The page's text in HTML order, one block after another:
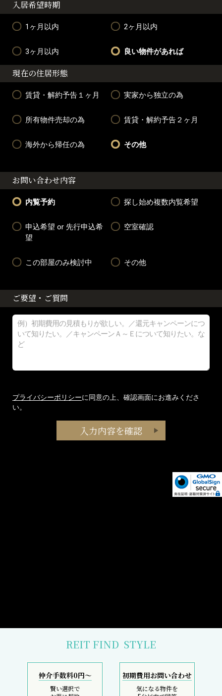
入居希望時期
1ヶ月以内 2ヶ月以内
3ヶ月以内 良い物件があれば
現在の住居形態
賃貸・解約予告１ヶ月 実家から独立の為
所有物件売却の為 賃貸・解約予告２ヶ月
海外から帰任の為 その他
お問い合わせ内容
内覧予約 探し始め複数内覧希望
申込希望 or 先行申込希
望
空室確認
この部屋のみ検討中 その他
ご要望・ご質問
プライバシーポリシーに同意の上、確認画面にお進みくださ
い。
REIT FIND STYLE
仲介手数料0円～
賢い選択で
初期費用お問い合わせ
気になる物件を